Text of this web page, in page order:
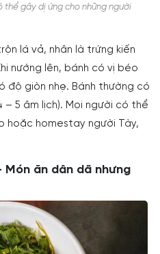
thể gây dị ứng cho những người
lá vả, nhân là trứng kiến
nướng lên, bánh có vị béo
độ giòn nhẹ. Bánh thường có
5 âm lịch). Mọi người có thể
hoặc homestay người Tày,
Món ăn dân dã nhưng